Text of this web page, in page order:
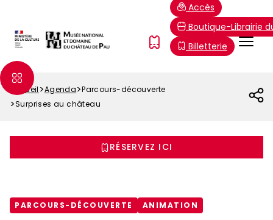
contenu
principal
Menu
FR
Accès
Boutique-Librairie
Billetterie
Fil
Accueil Agenda
Parcours-découverte
Surprises au château
RÉSERVEZ ICI
PARCOURS-DÉCOUVERTE ANIMATION